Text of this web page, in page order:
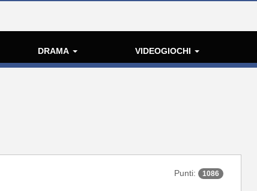
DRAMA VIDEOGIOCHI
Punti: 1086